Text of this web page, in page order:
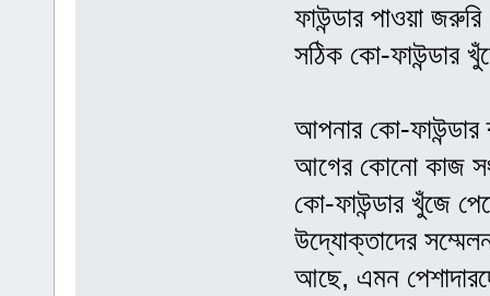
ফাউন্ডার পাওয়া
সঠিক কো-ফাউন্ডার
আপনার কো-ফাউন্ডার
আগের কোনো কাজ
কো-ফাউন্ডার খুঁজে
উদ্যোক্তাদের
আছে, এমন